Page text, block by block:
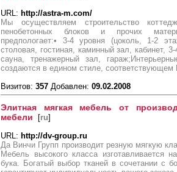
URL: http://astra-m.com/
Мы осуществляем строительство
пенобетонных блоков и прочих
предпологает:• 3-4 уровня (цоколь, 1-2
столовая, гостиная, каминный зал, кабинет,
сауна, тренажерный зал,
создаются в едином стиле,
Визитов: 357 Добавлен: 09.02.2008
Элитная мягкая мебель от
мебели [ru]
URL: http://dv-group.ru
Да Винчи Групп производит резную мягкую
Мебель высокого класса изготавливается
бука. Богатый выбор тканей в сочетании с